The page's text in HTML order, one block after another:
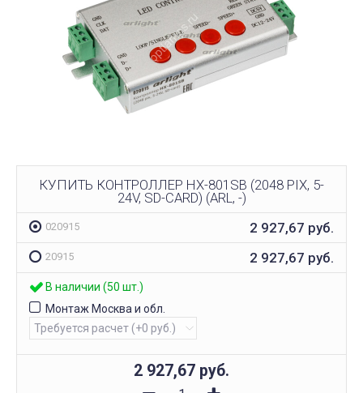
КУПИТЬ КОНТРОЛЛЕР HX-801SB (2048 PIX, 5-
24V, SD-CARD) (ARL, -)
020915 2 927,67 руб.
20915 2 927,67 руб.
В наличии (50 шт.)
Монтаж Москва и обл.
2 927,67 руб.